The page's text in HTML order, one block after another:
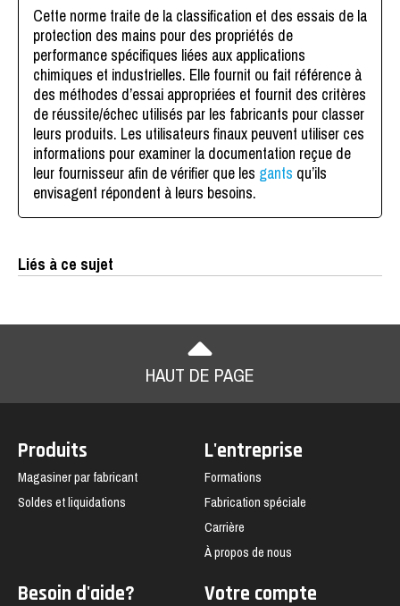
Cette norme traite de la classification et des essais de la
protection des mains pour des propriétés de
performance spécifiques liées aux applications
chimiques et industrielles. Elle fournit ou fait référence à
des méthodes d’essai appropriées et fournit des critères
de réussite/échec utilisés par les fabricants pour classer
leurs produits. Les utilisateurs finaux peuvent utiliser ces
informations pour examiner la documentation reçue de
leur fournisseur afin de vérifier que lesgantsqu’ils
envisagent répondent à leurs besoins.
Liés à ce sujet
HAUT DE PAGE
Produits
Magasiner par fabricant
Soldes et liquidations
L'entreprise
Formations
Fabrication spéciale
Carrière
À propos de nous
Besoin d'aide? Votre compte